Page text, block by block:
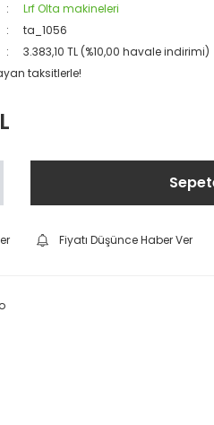
Lrf Olta makineleri
ta_1056
3.383,10 TL (%10,00 havale indirimi)
taksitlerle!
Fiyatı Düşünce Haber Ver